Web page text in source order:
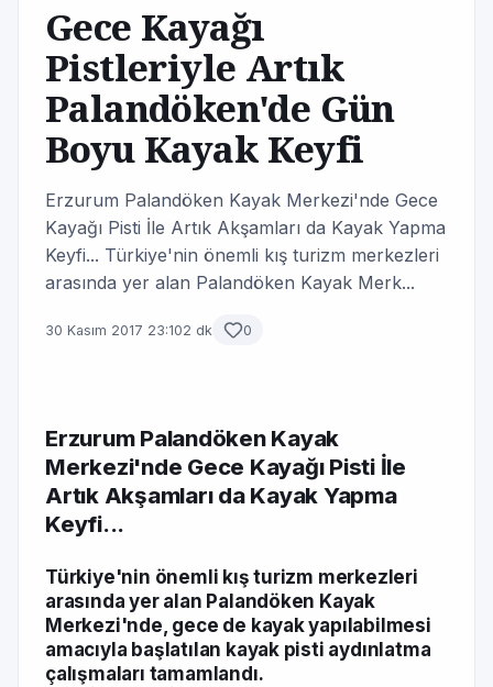
Gece Kayağı
Pistleriyle Artık
Palandöken'de Gün
Boyu Kayak Keyfi
Erzurum Palandöken Kayak Merkezi'nde Gece
Kayağı Pisti İle Artık Akşamları da Kayak Yapma
Keyfi... Türkiye'nin önemli kış turizm merkezleri
arasında yer alan Palandöken Kayak Merk...
30 Kasım 2017 23:102 dk 0
Erzurum Palandöken Kayak
Merkezi'nde Gece Kayağı Pisti İle
Artık Akşamları da Kayak Yapma
Keyfi...
Türkiye'nin önemli kış turizm merkezleri
arasında yer alan Palandöken Kayak
Merkezi'nde, gece de kayak yapılabilmesi
amacıyla başlatılan kayak pisti aydınlatma
çalışmaları tamamlandı.